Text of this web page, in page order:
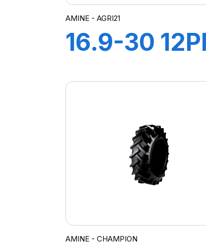
AMINE - AGRI21
16.9-30
AMINE - CHAMPION